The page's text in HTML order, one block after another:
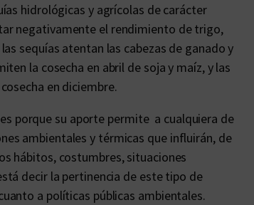
hidrológicas y agrícolas de carácter
negativamente el rendimiento de trigo,
sequías atentan las cabezas de ganado y
la cosecha en abril de soja y maíz, y las
en diciembre.
porque su aporte permite a cualquiera de
ambientales y térmicas que influirán, de
hábitos, costumbres, situaciones
decir la pertinencia de este tipo de
a políticas públicas ambientales.